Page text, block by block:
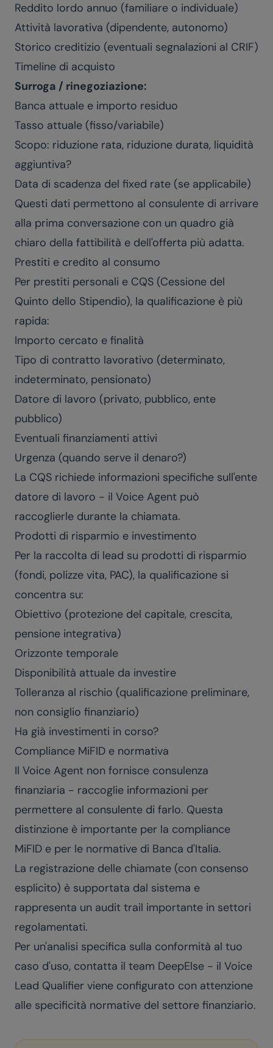
Reddito lordo annuo (familiare o individuale)
Attività lavorativa (dipendente, autonomo)
Storico creditizio (eventuali segnalazioni al CRIF)
Timeline di acquisto
Surroga / rinegoziazione:
Banca attuale e importo residuo
Tasso attuale (fisso/variabile)
Scopo: riduzione rata, riduzione durata, liquidità
aggiuntiva?
Data di scadenza del fixed rate (se applicabile)
Questi dati permettono al consulente di arrivare
alla prima conversazione con un quadro già
chiaro della fattibilità e dell'offerta più adatta.
Prestiti e credito al consumo
Per prestiti personali e CQS (Cessione del
Quinto dello Stipendio), la qualificazione è più
rapida:
Importo cercato e finalità
Tipo di contratto lavorativo (determinato,
indeterminato, pensionato)
Datore di lavoro (privato, pubblico, ente
pubblico)
Eventuali finanziamenti attivi
Urgenza (quando serve il denaro?)
La CQS richiede informazioni specifiche sull'ente
datore di lavoro - il Voice Agent può
raccoglierle durante la chiamata.
Prodotti di risparmio e investimento
Per la raccolta di lead su prodotti di risparmio
(fondi, polizze vita, PAC), la qualificazione si
concentra su:
Obiettivo (protezione del capitale, crescita,
pensione integrativa)
Orizzonte temporale
Disponibilità attuale da investire
Tolleranza al rischio (qualificazione preliminare,
non consiglio finanziario)
Ha già investimenti in corso?
Compliance MiFID e normativa
Il Voice Agent non fornisce consulenza
finanziaria - raccoglie informazioni per
permettere al consulente di farlo. Questa
distinzione è importante per la compliance
MiFID e per le normative di Banca d'Italia.
La registrazione delle chiamate (con consenso
esplicito) è supportata dal sistema e
rappresenta un audit trail importante in settori
regolamentati.
Per un'analisi specifica sulla conformità al tuo
caso d'uso, contatta il team DeepElse - il Voice
Lead Qualifier viene configurato con attenzione
alle specificità normative del settore finanziario.